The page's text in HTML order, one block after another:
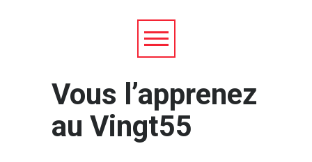
Vous l’apprenez
au Vingt55